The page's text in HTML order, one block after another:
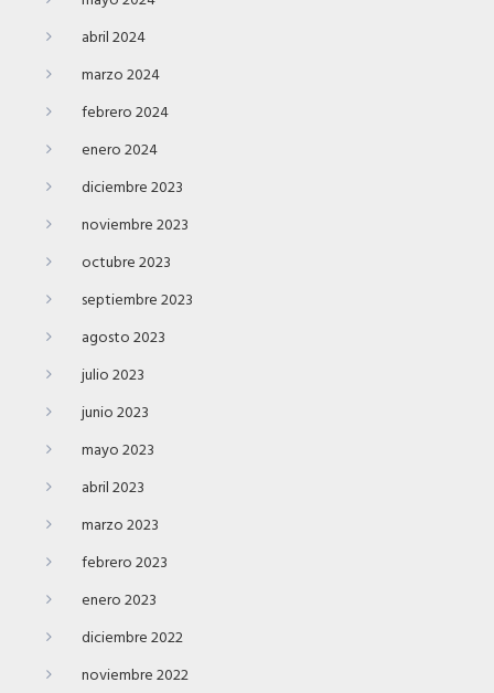
abril 2024
marzo 2024
febrero 2024
enero 2024
diciembre 2023
noviembre 2023
octubre 2023
septiembre 2023
agosto 2023
julio 2023
junio 2023
mayo 2023
abril 2023
marzo 2023
febrero 2023
enero 2023
diciembre 2022
noviembre 2022